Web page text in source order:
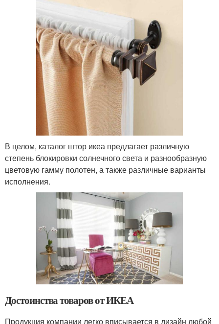
В целом, каталог штор икеа предлагает различную
степень блокировки солнечного света и разнообразную
цветовую гамму полотен, а также различные варианты
исполнения.
Достоинства товаров от ИКЕА
Продукция компании легко вписывается в дизайн любой